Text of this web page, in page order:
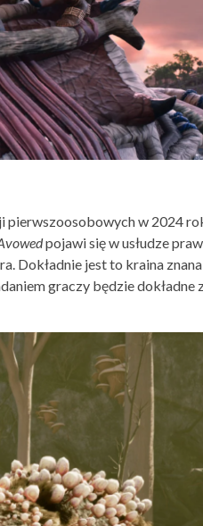
pierwszoosobowych w 2024
pojawi się w usłudze
Dokładnie jest to kraina
graczy będzie dokładne